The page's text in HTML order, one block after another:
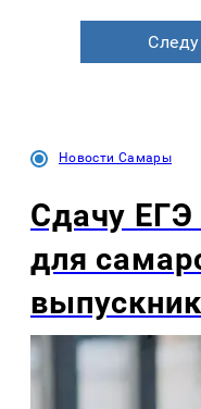
Новости Самары
Сдачу ЕГЭ
для